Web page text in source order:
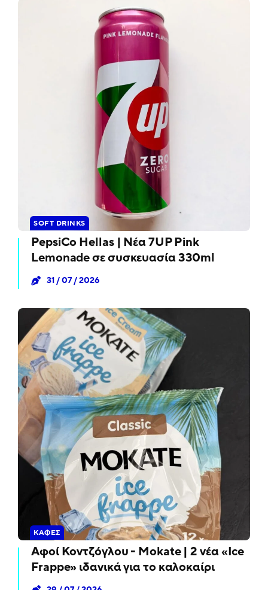
SOFT DRINKS
PepsiCo Hellas | Νέα 7UP Pink
Lemonade σε συσκευασία 330ml
31 / 07 / 2026
ΚΑΦΈΣ
Αφοί Κοντζόγλου - Mokate | 2 νέα «Ice
Frappe» ιδανικά για το καλοκαίρι